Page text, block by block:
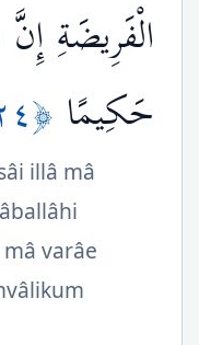
الْفَرِيضَةِ
حَكِيمًا ﴿٢٤﴾
illâ mâ
varâe